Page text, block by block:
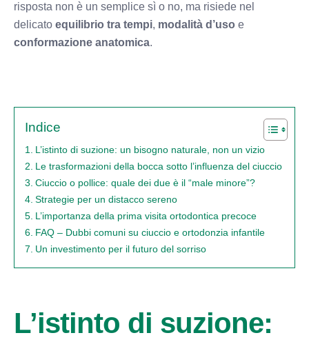
risposta non è un semplice sì o no, ma risiede nel
delicato equilibrio tra tempi, modalità d’uso e
conformazione anatomica.
Indice
L’istinto di suzione: un bisogno naturale, non un vizio
Le trasformazioni della bocca sotto l’influenza del ciuccio
Ciuccio o pollice: quale dei due è il “male minore”?
Strategie per un distacco sereno
L’importanza della prima visita ortodontica precoce
FAQ – Dubbi comuni su ciuccio e ortodonzia infantile
Un investimento per il futuro del sorriso
L’istinto di suzione: